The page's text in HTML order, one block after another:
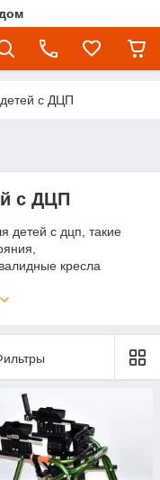
с ДЦП
с ДЦП
детей с дцп, такие
кресла